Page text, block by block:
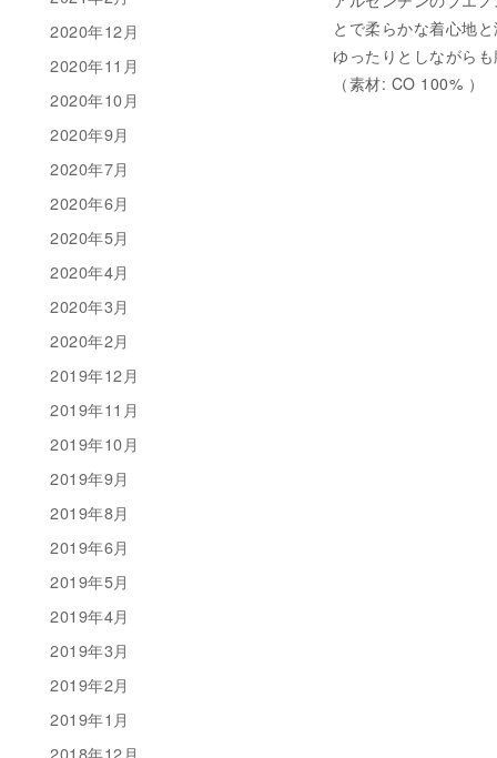
とで柔らかな着心地
ゆったりとしながら
（素材: CO 100% ）
2020年12月
2020年11月
2020年10月
2020年9月
2020年7月
2020年6月
2020年5月
2020年4月
2020年3月
2020年2月
2019年12月
2019年11月
2019年10月
2019年9月
2019年8月
2019年6月
2019年5月
2019年4月
2019年3月
2019年2月
2019年1月
2018年12月